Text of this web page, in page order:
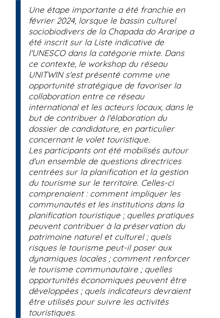
Une étape importante a été franchie en
février 2024, lorsque le bassin culturel
sociobiodivers de la Chapada do Araripe a
été inscrit sur la Liste indicative de
l'UNESCO dans la catégorie mixte. Dans
ce contexte, le workshop du réseau
UNITWIN s'est présenté comme une
opportunité stratégique de favoriser la
collaboration entre ce réseau
international et les acteurs locaux, dans le
but de contribuer à l'élaboration du
dossier de candidature, en particulier
concernant le volet touristique.
Les participants ont été mobilisés autour
d'un ensemble de questions directrices
centrées sur la planification et la gestion
du tourisme sur le territoire. Celles-ci
comprenaient : comment impliquer les
communautés et les institutions dans la
planification touristique ; quelles pratiques
peuvent contribuer à la préservation du
patrimoine naturel et culturel ; quels
risques le tourisme peut-il poser aux
dynamiques locales ; comment renforcer
le tourisme communautaire ; quelles
opportunités économiques peuvent être
développées ; quels indicateurs devraient
être utilisés pour suivre les activités
touristiques.